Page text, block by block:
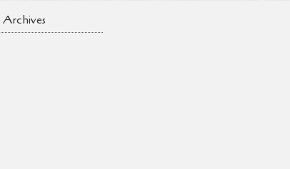
Archives